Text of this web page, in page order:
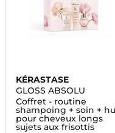
KÉRASTASE
GLOSS ABSOLU
Coffret - routine
shampoing + soin +
pour cheveux longs
sujets aux frisottis